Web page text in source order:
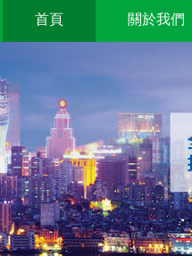
首頁 關於我們